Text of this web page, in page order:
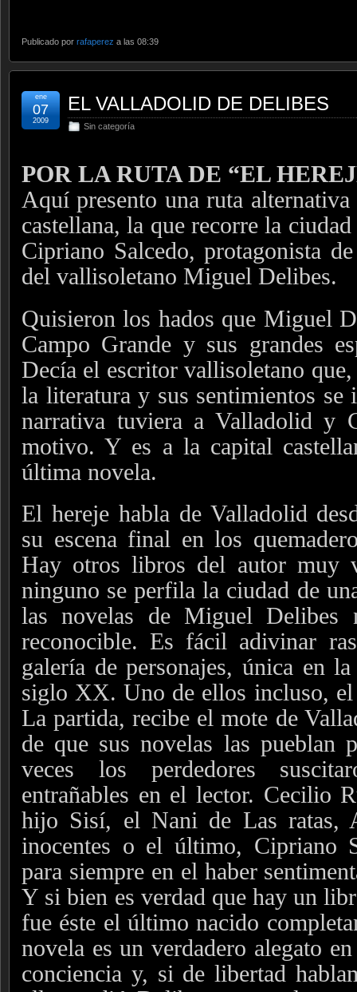
Publicado por rafaperez a las 08:39
EL VALLADOLID DE DELIBES
Sin categoría
ene
07
2009
POR LA RUTA DE “EL
Aquí presento una ruta
castellana, la que recorre la
Cipriano Salcedo, protagonista
del vallisoletano Miguel Delibes.
Quisieron los hados que Miguel
Campo Grande y sus grandes
Decía el escritor vallisoletano
la literatura y sus sentimientos se
narrativa tuviera a Valladolid y
motivo. Y es a la capital
última novela.
El hereje habla de Valladolid
su escena final en los
Hay otros libros del autor muy
ninguno se perfila la ciudad de
las novelas de Miguel Delibes
reconocible. Es fácil adivinar
galería de personajes, única en
siglo XX. Uno de ellos incluso, el
La partida, recibe el mote de
de que sus novelas las pueblan
veces los perdedores
entrañables en el lector. Cecilio
hijo Sisí, el Nani de Las ratas,
inocentes o el último, Cipriano
para siempre en el haber
Y si bien es verdad que hay un
fue éste el último nacido
novela es un verdadero alegato
conciencia y, si de libertad